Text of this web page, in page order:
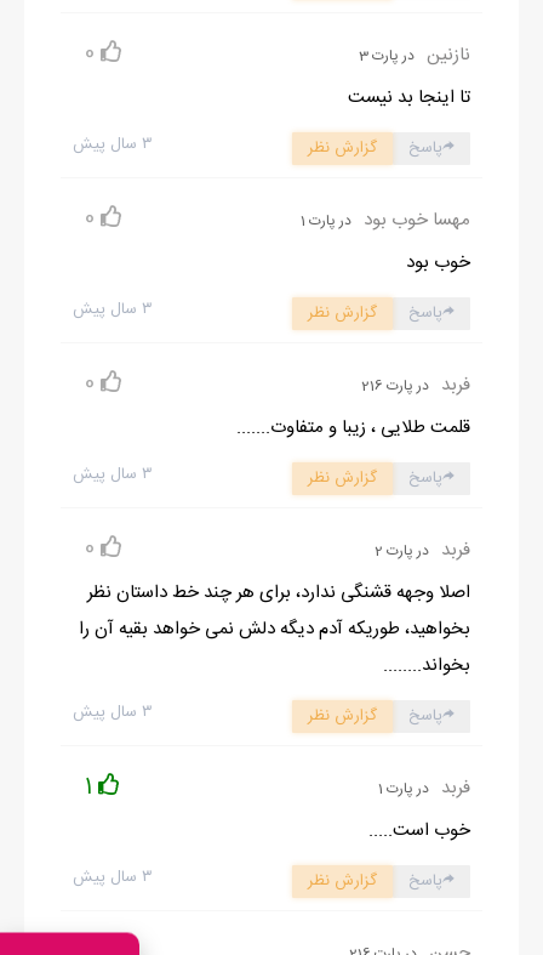
نازنین در پارت 3 0
تا اینجا بد نیست
۳ سال پیش پاسخ گزارش نظر
مهسا خوب بود در پارت 1 0
خوب بود
۳ سال پیش پاسخ گزارش نظر
فربد در پارت 216 0
قلمت طلایی ، زیبا و متفاوت.......
۳ سال پیش پاسخ گزارش نظر
فربد در پارت 2 0
اصلا وجهه قشنگی ندارد، برای هر چند خط داستان نظر
بخواهید، طوریکه آدم دیگه دلش نمی خواهد بقیه آن را
بخواند........
۳ سال پیش پاسخ گزارش نظر
فربد در پارت 1 1
خوب است.....
۳ سال پیش پاسخ گزارش نظر